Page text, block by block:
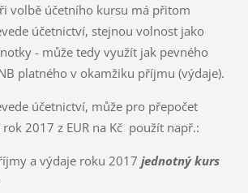
volbě účetního kursu má přitom
účetnictví, stejnou volnost jako
- může tedy využít jak pevného
platného v okamžiku příjmu (výdaje).
účetnictví, může pro přepočet
2017 z EUR na Kč použít např.:
a výdaje roku 2017 jednotný kurs